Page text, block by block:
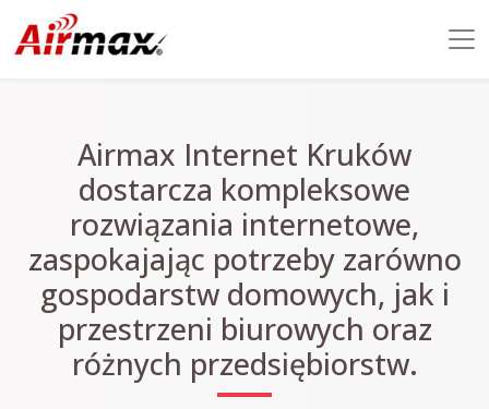
Airmax Internet Kruków
dostarcza kompleksowe
rozwiązania internetowe,
zaspokajając potrzeby zarówno
gospodarstw domowych, jak i
przestrzeni biurowych oraz
różnych przedsiębiorstw.